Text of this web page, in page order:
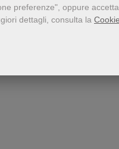
preferenze", oppure
dettagli, consulta la